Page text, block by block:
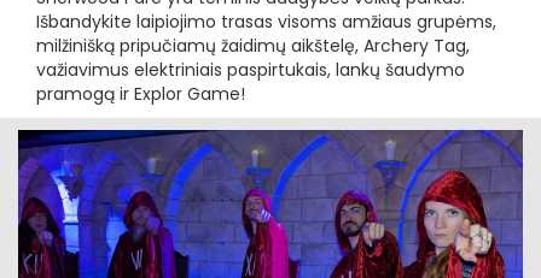
Išbandykite laipiojimo trasas visoms amžiaus grupėms,
milžinišką pripučiamų žaidimų aikštelę, Archery Tag,
važiavimus elektriniais paspirtukais, lankų šaudymo
pramogą ir Explor Game!